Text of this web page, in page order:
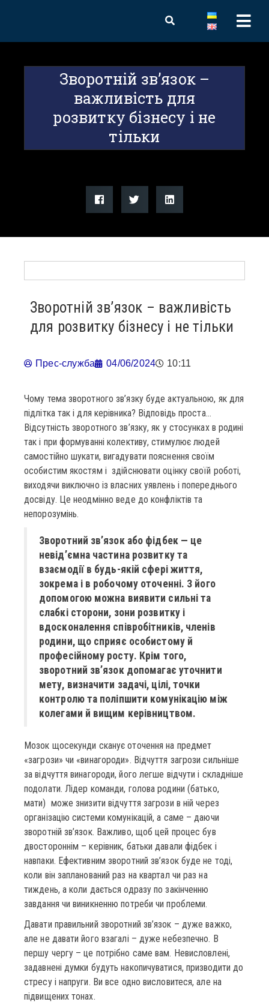
Зворотній зв’язок –
важливість для
розвитку бізнесу і не
тільки
Зворотній зв’язок – важливість
для розвитку бізнесу і не тільки
Прес-служба 04/06/2024 10:11
Чому тема зворотного зв’язку буде актуальною, як для
підлітка так і для керівника? Відповідь проста…
Відсутність зворотного зв’язку, як у стосунках в родині
так і при формуванні колективу, стимулює людей
самостійно шукати, вигадувати пояснення своїм
особистим якостям і здійснювати оцінку своїй роботі,
виходячи виключно із власних уявлень і попереднього
досвіду. Це неодмінно веде до конфліктів та
непорозумінь.
Зворотний зв’язок або фідбек — це
невід’ємна частина розвитку та
взаємодії в будь-якій сфері життя,
зокрема і в робочому оточенні. З його
допомогою можна виявити сильні та
слабкі сторони, зони розвитку і
вдосконалення співробітників, членів
родини, що сприяє особистому й
професійному росту. Крім того,
зворотний зв’язок допомагає уточнити
мету, визначити задачі, цілі, точки
контролю та поліпшити комунікацію між
колегами й вищим керівництвом.
Мозок щосекунди сканує оточення на предмет
«загрози» чи «винагороди». Відчуття загрози сильніше
за відчуття винагороди, його легше відчути і складніше
подолати. Лідер команди, голова родини (батько,
мати) може знизити відчуття загрози в ній через
організацію системи комунікацій, а саме – даючи
зворотній зв’язок. Важливо, щоб цей процес був
двостороннім – керівник, батьки давали фідбек і
навпаки. Ефективним зворотний зв’язок буде не тоді,
коли він запланований раз на квартал чи раз на
тиждень, а коли дається одразу по закінченню
завдання чи виникненню потреби чи проблеми.
Давати правильний зворотний зв’язок – дуже важко,
але не давати його взагалі – дуже небезпечно. В
першу чергу – це потрібно саме вам. Невисловлені,
задавнені думки будуть накопичуватися, призводити до
стресу і напруги. Ви все одно висловитеся, але на
підвищених тонах.